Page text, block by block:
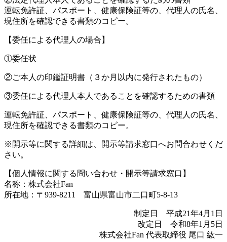
運転免許証、パスポート、健康保険証等の、代理人の氏名、
現住所を確認できる書類のコピー。
【委任による代理人の場合】
①委任状
②ご本人の印鑑証明書（３か月以内に発行されたもの）
③委任による代理人本人であることを確認するための書類
運転免許証、パスポート、健康保険証等の、代理人の氏名、
現住所を確認できる書類のコピー。
※開示等に関する詳細は、開示等請求窓口へお問合わせくだ
さい。
【個人情報に関する問い合わせ・開示等請求窓口】
名称：株式会社Fan
所在地：〒939-8211 富山県富山市二口町5-8-13
制定日 平成21年4月1日
改定日 令和8年1月5日
株式会社Fan 代表取締役 尾口 紘一